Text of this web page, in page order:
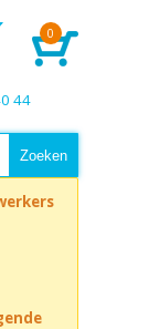
0
44